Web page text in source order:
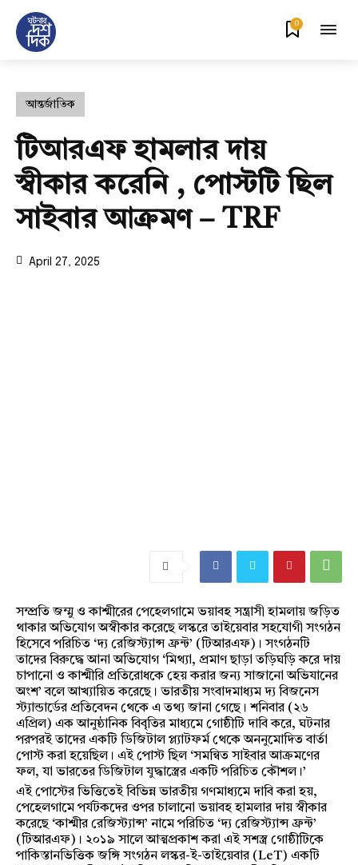
0
আন্তর্জাতিক
টিআরএফ হামলার দায়
স্বীকার করেনি , পোস্টটি ছিল
সাইবার আক্রমণ – TRF
April 27, 2025
সম্প্রতি জম্মু ও কাশ্মীরের পেহেলগামে ভয়াবহ সন্ত্রাসী হামলায় জড়িত
থাকার অভিযোগ অস্বীকার করেছে লস্করে তাইয়েবার সহযোগী সংগঠন
হিসেবে পরিচিত ‘দ্য রেজিস্ট্যান্স ফ্রন্ট’ (টিআরএফ)। সংগঠনটি
তাদের বিরুদ্ধে আনা অভিযোগ ‘মিথ্যা, প্রমাণ ছাড়া তড়িঘড়ি করে দায়
চাপানো ও কাশ্মীরি প্রতিরোধকে হেয় করার জন্য সাজানো অভিযানের
অংশ’ বলে আখ্যায়িত করেছে। ভারতীয় সংবাদমাধ্যম দ্য বিজনেস
স্ট্যান্ডার্ডের প্রতিবেদন থেকে এ তথ্য জানা গেছে। শনিবার (২৬
এপ্রিল) এক আনুষ্ঠানিক বিবৃতির মাধ্যমে গোষ্ঠীটি দাবি করে, ঘটনার
পরপরই তাদের একটি ডিজিটাল প্ল্যাটফর্ম থেকে অননুমোদিত বার্তা
পোস্ট করা হয়েছিল। এই পোস্ট ছিল ‘সমন্বিত সাইবার আক্রমণের
ফল, যা ভারতের ডিজিটাল যুদ্ধাস্ত্রের একটি পরিচিত কৌশল।’
এই পোস্টের ভিত্তিতেই বিভিন্ন ভারতীয় গণমাধ্যমে দাবি করা হয়,
পেহেলগামে পর্যটকদের ওপর চালানো ভয়াবহ হামলার দায় স্বীকার
করেছে ‘কাশ্মীর রেজিস্ট্যান্স’ নামে পরিচিত ‘দ্য রেজিস্ট্যান্স ফ্রন্ট’
(টিআরএফ)। ২০১৯ সালে আত্মপ্রকাশ করা এই সশস্ত্র গোষ্ঠীটিকে
পাকিস্তানভিত্তিক জঙ্গি সংগঠন লস্কর-ই-তাইয়েবার (LeT) একটি